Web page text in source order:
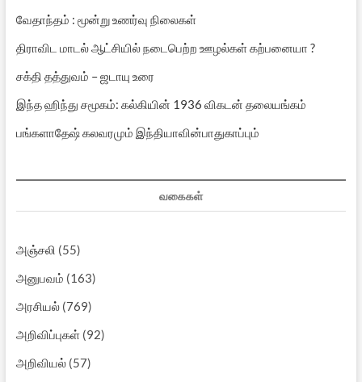
வேதாந்தம் : மூன்று உணர்வு நிலைகள்
திராவிட மாடல் ஆட்சியில் நடைபெற்ற ஊழல்கள் கற்பனையா ?
சக்தி தத்துவம் – ஜடாயு உரை
இந்த ஹிந்து சமூகம்: கல்கியின் 1936 விகடன் தலையங்கம்
பங்களாதேஷ் கலவரமும் இந்தியாவின்பாதுகாப்பும்
வகைகள்
அஞ்சலி (55)
அனுபவம் (163)
அரசியல்(769)
அறிவிப்புகள்(92)
அறிவியல்(57)